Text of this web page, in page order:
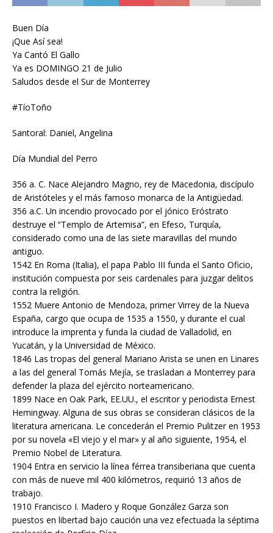
Buen Día
¡Que Así sea!
Ya Cantó El Gallo
Ya es DOMINGO 21 de Julio
Saludos desde el Sur de Monterrey
#TíoToño
Santoral: Daniel, Angelina
Día Mundial del Perro
356 a. C. Nace Alejandro Magno, rey de Macedonia, discípulo
de Aristóteles y el más famoso monarca de la Antigüedad.
356 a.C. Un incendio provocado por el jónico Eróstrato
destruye el “Templo de Artemisa”, en Efeso, Turquía,
considerado como una de las siete maravillas del mundo
antiguo.
1542 En Roma (Italia), el papa Pablo III funda el Santo Oficio,
institución compuesta por seis cardenales para juzgar delitos
contra la religión.
1552 Muere Antonio de Mendoza, primer Virrey de la Nueva
España, cargo que ocupa de 1535 a 1550, y durante el cual
introduce la imprenta y funda la ciudad de Valladolid, en
Yucatán, y la Universidad de México.
1846 Las tropas del general Mariano Arista se unen en Linares
a las del general Tomás Mejía, se trasladan a Monterrey para
defender la plaza del ejército norteamericano.
1899 Nace en Oak Park, EE.UU., el escritor y periodista Ernest
Hemingway. Alguna de sus obras se consideran clásicos de la
literatura americana. Le concederán el Premio Pulitzer en 1953
por su novela «El viejo y el mar» y al año siguiente, 1954, el
Premio Nobel de Literatura.
1904 Entra en servicio la línea férrea transiberiana que cuenta
con más de nueve mil 400 kilómetros, requirió 13 años de
trabajo.
1910 Francisco I. Madero y Roque González Garza son
puestos en libertad bajo caución una vez efectuada la séptima